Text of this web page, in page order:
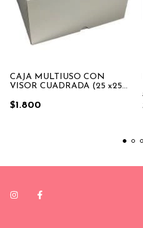
CAJA MULTIUSO CON
VISOR CUADRADA (25 x25
$1.800